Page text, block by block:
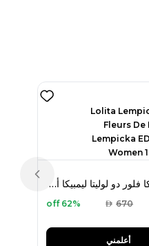
لوليتا ليمبيكا فلور دو لوليتا ليمبيكا أو دو بارفان 100 مل للنساء
AED 670
62% off
أعلمني
Previous slide